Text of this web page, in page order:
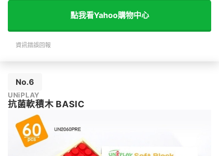
點我看Yahoo購物中心
資訊錯誤回報
No.6
UNiPLAY
抗菌軟積木 BASIC